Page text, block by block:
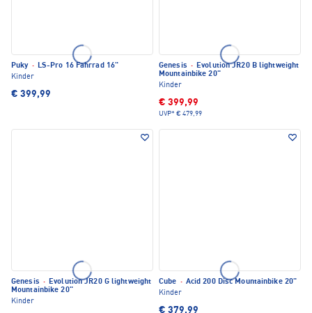
Puky · LS-Pro 16 Fahrrad 16"
Kinder
€ 399,99
Genesis · Evolution JR20 B lightweight
Mountainbike 20"
Kinder
€ 399,99
UVP* € 479,99
Genesis · Evolution JR20 G lightweight
Mountainbike 20"
Kinder
Cube · Acid 200 Disc Mountainbike 20"
Kinder
€ 379,99